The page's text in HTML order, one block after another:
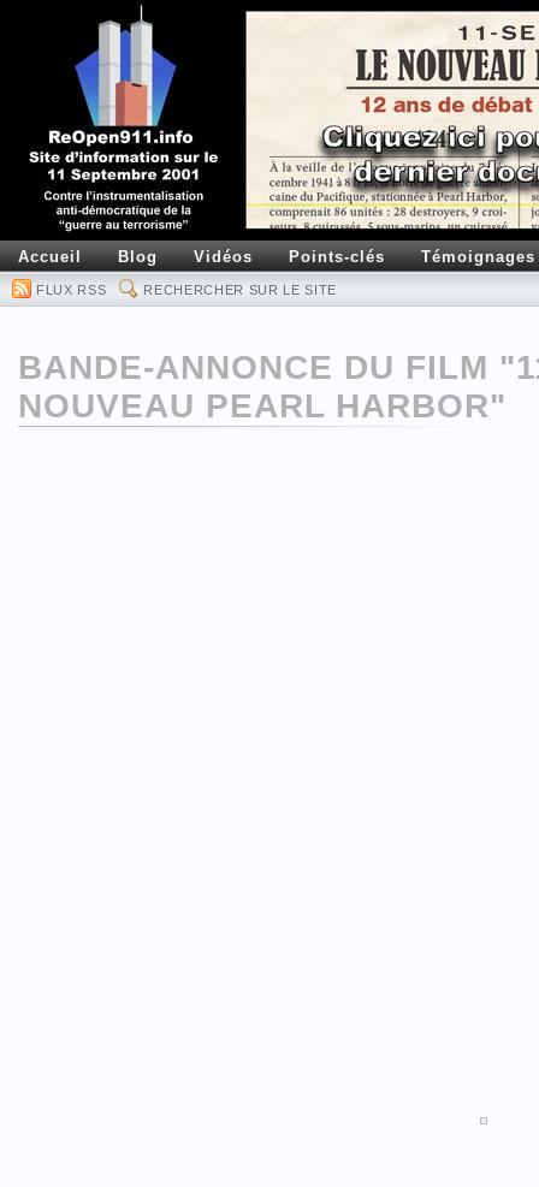
Accueil Blog Vidéos Points-clés Témoignages
FLUX RSS RECHERCHER SUR LE SITE
BANDE-ANNONCE DU FILM
NOUVEAU PEARL HARBOR"